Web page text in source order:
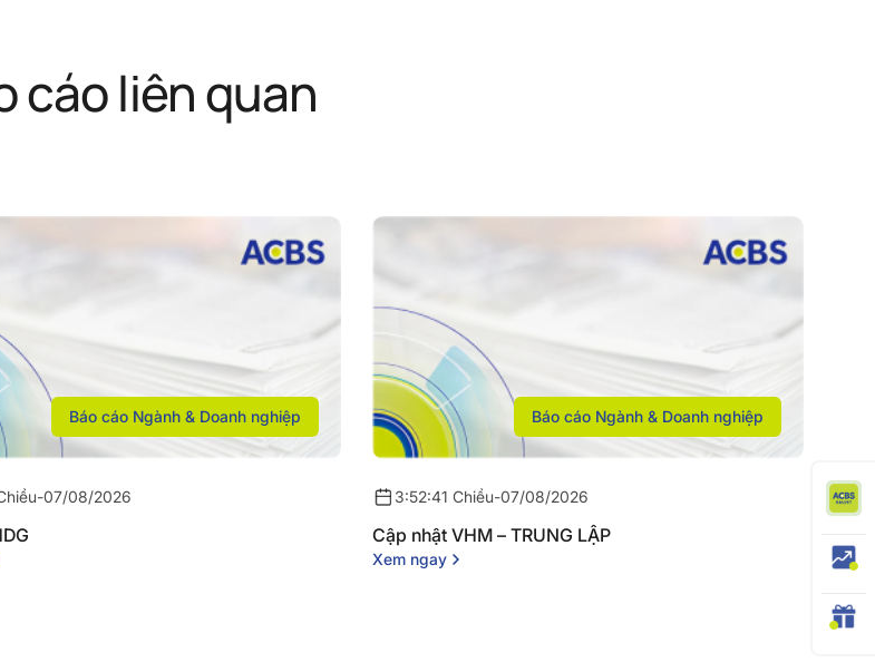
cáo liên quan
Báo cáo Ngành & Doanh nghiệp
-07/08/2026
Báo cáo Ngành & Doanh nghiệp
3:52:41 Chiều-07/08/2026
Cập nhật VHM – TRUNG LẬP
Xem ngay